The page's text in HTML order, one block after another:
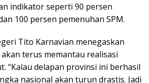
indikator seperti 90 persen
100 persen pemenuhan SPM.
Tito Karnavian menegaskan
terus memantau realisasi
“Kalau delapan provinsi ini berhasil
nasional akan turun drastis. Jadi